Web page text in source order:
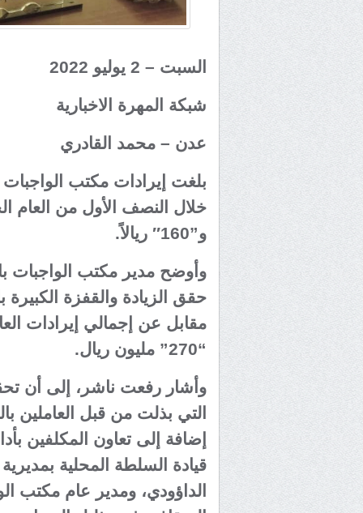
السبت – 2 يوليو 2022
شبكة المهرة الاخبارية
عدن – محمد القادري
بلغت إيرادات مكتب
و”160″ ريالاً.
وأوضح مدير مكتب الواجبات
حقق الزيادة والقفزة الكبيرة
“270” مليون ريال.
وأشار رفعت ناشر، إلى أن
التي بذلت من قبل العاملين
إضافة إلى تعاون المكلفين
قيادة السلطة المحلية
الداؤودي، ومدير عام مكتب